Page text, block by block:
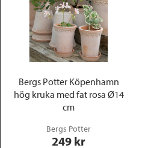
Bergs Potter Köpenhamn
hög kruka med fat rosa Ø14
cm
Bergs Potter
249 kr